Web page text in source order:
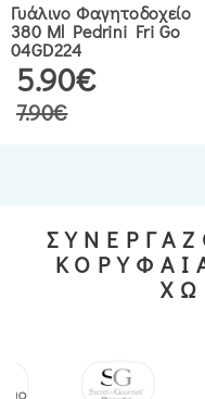
Γυάλινο Φαγητοδοχείο
380 Ml Pedrini Fri Go
04GD224
5.90€
7.90€